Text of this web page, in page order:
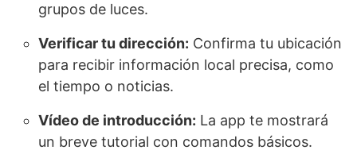
grupos de luces.
Verificar tu dirección: Confirma tu ubicación
para recibir información local precisa, como
el tiempo o noticias.
Vídeo de introducción: La app te mostrará
un breve tutorial con comandos básicos.